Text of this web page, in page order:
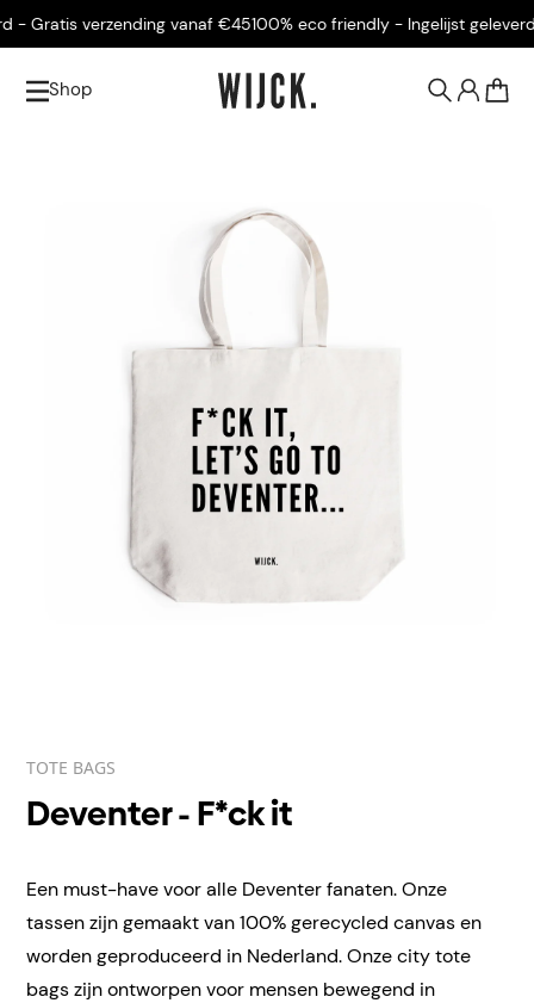
verzending vanaf €45100% eco friendly - Ingelijst geleverd -
Shop
TOTE BAGS
Deventer - F*ck it
Een must-have voor alle Deventer fanaten. Onze
tassen zijn gemaakt van 100% gerecycled canvas en
worden geproduceerd in Nederland. Onze city tote
bags zijn ontworpen voor mensen bewegend in